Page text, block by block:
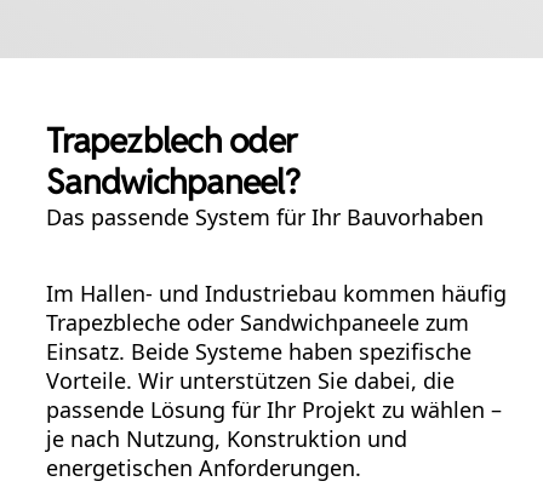
Trapezblech oder
Sandwichpaneel?
Das passende System für Ihr Bauvorhaben
Im Hallen- und Industriebau kommen häufig
Trapezbleche oder Sandwichpaneele zum
Einsatz. Beide Systeme haben spezifische
Vorteile. Wir unterstützen Sie dabei, die
passende Lösung für Ihr Projekt zu wählen –
je nach Nutzung, Konstruktion und
energetischen Anforderungen.